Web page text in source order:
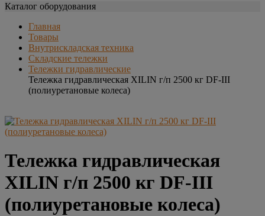
Каталог оборудования
Главная
Товары
Внутрискладская техника
Складские тележки
Тележки гидравлические
Тележка гидравлическая XILIN г/п 2500 кг DF-III
(полиуретановые колеса)
Тележка гидравлическая
XILIN г/п 2500 кг DF-III
(полиуретановые колеса)